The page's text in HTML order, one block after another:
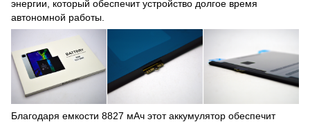
энергии, который обеспечит устройство долгое время
автономной работы.
Благодаря емкости 8827 мАч этот аккумулятор обеспечит